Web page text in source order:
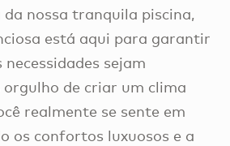
nossa tranquila piscina,
está aqui para garantir
sejam
orgulho de criar um clima
realmente se sente em
os confortos luxuosos e a